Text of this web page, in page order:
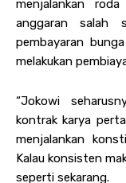
menjalankan
anggaran salah
pembayaran
melakukan
“Jokowi
kontrak karya
menjalankan
Kalau konsisten
seperti sekarang.